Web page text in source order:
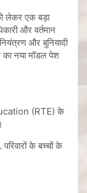
लेकर एक बड़ा
और वर्तमान
और बुनियादी
नया मॉडल पेश
(RTE) के
के बच्चों के